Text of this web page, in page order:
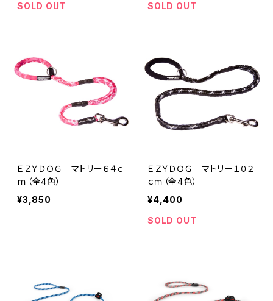
SOLD OUT
SOLD OUT
ＥＺＹＤＯＧ マトリー６４ｃ
ｍ（全4色）
¥3,850
ＥＺＹＤＯＧ マトリー１０２
ｃｍ（全4色）
¥4,400
SOLD OUT